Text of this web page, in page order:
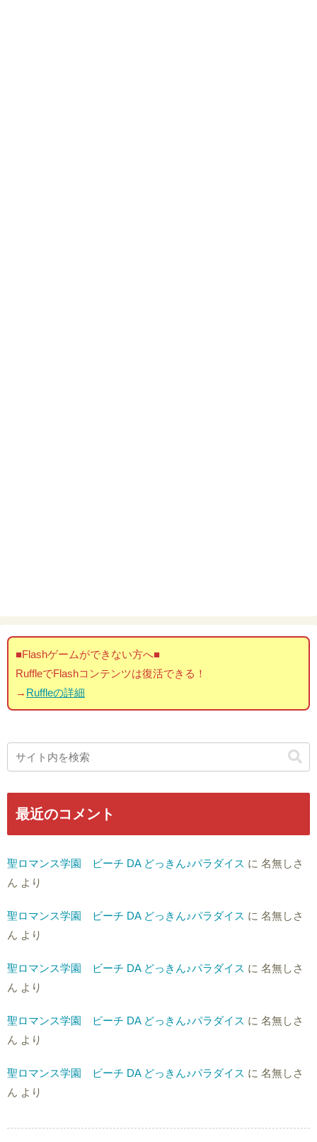
■Flashゲームができない方へ■
RuffleでFlashコンテンツは復活できる！
→ Ruffleの詳細
最近のコメント
聖ロマンス学園 ビーチ DA どっきん♪パラダイス に 名無しさ
ん より
聖ロマンス学園 ビーチ DA どっきん♪パラダイス に 名無しさ
ん より
聖ロマンス学園 ビーチ DA どっきん♪パラダイス に 名無しさ
ん より
聖ロマンス学園 ビーチ DA どっきん♪パラダイス に 名無しさ
ん より
聖ロマンス学園 ビーチ DA どっきん♪パラダイス に 名無しさ
ん より